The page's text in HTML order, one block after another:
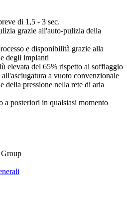
di 1,5 - 3 sec.
grazie all'auto-pulizia della
e disponibilità grazie alla
degli impianti
elevata del 65% rispetto al soffiaggio
a vuoto convenzionale
della pressione nella rete di aria
a posteriori in qualsiasi momento